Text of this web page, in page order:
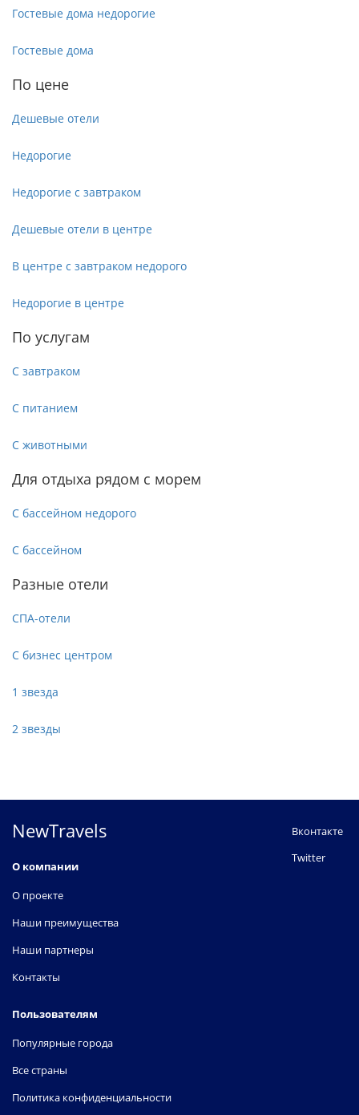
Гостевые дома недорогие
Гостевые дома
По цене
Дешевые отели
Недорогие
Недорогие с завтраком
Дешевые отели в центре
В центре с завтраком недорого
Недорогие в центре
По услугам
С завтраком
С питанием
С животными
Для отдыха рядом с морем
С бассейном недорого
С бассейном
Разные отели
СПА-отели
С бизнес центром
1 звезда
2 звезды
NewTravels
О компании
О проекте
Наши преимущества
Наши партнеры
Контакты
Пользователям
Популярные города
Все страны
Политика конфиденциальности
Вконтакте
Twitter